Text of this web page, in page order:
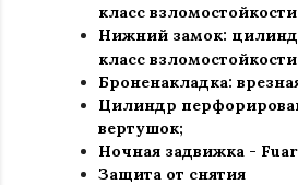
класс
Нижний замок:
класс
Броненакладка:
Цилиндр
вертушок;
Ночная задвижка -
Защита от снятия